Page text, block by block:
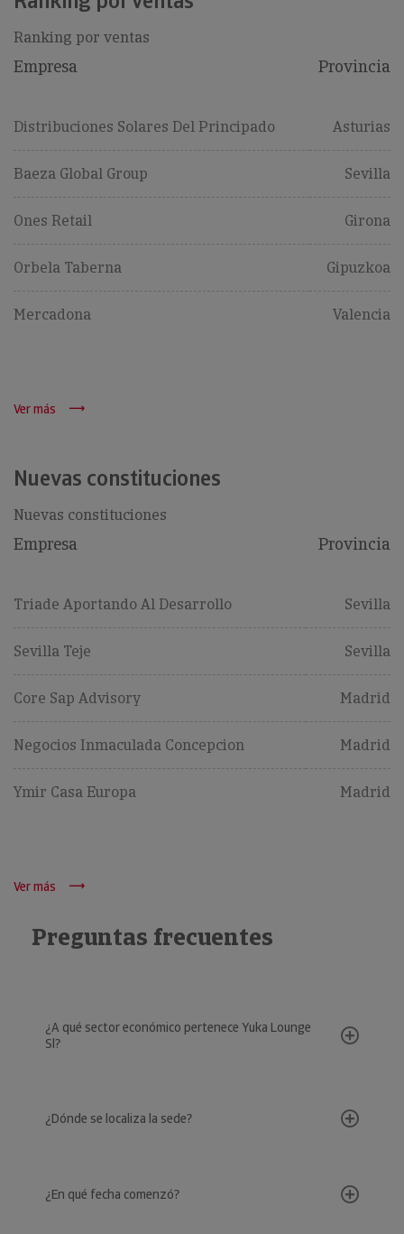
Ranking por ventas
Empresa Provincia
Distribuciones Solares Del Principado Asturias
Baeza Global Group Sevilla
Ones Retail Girona
Orbela Taberna Gipuzkoa
Mercadona Valencia
Ver más
Nuevas constituciones
Nuevas constituciones
Empresa Provincia
Triade Aportando Al Desarrollo Sevilla
Sevilla Teje Sevilla
Core Sap Advisory Madrid
Negocios Inmaculada Concepcion Madrid
Ymir Casa Europa Madrid
Ver más
Preguntas frecuentes
¿A qué sector económico pertenece Yuka Lounge
Sl?
¿Dónde se localiza la sede?
¿En qué fecha comenzó?